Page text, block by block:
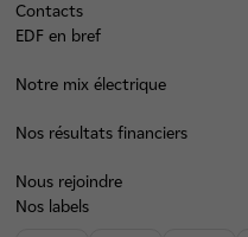
Contacts
EDF en bref
Notre mix électrique
Nos résultats financiers
Nous rejoindre
Nos labels